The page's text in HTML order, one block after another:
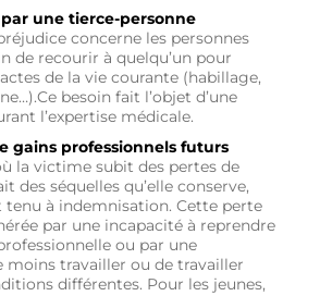
par une tierce-personne
concerne les personnes
de recourir à quelqu’un pour
de la vie courante (habillage,
besoin fait l’objet d’une
l’expertise médicale.
gains professionnels futurs
la victime subit des pertes de
des séquelles qu’elle conserve,
tenu à indemnisation. Cette perte
par une incapacité à reprendre
ou par une
moins travailler ou de travailler
différentes. Pour les jeunes,